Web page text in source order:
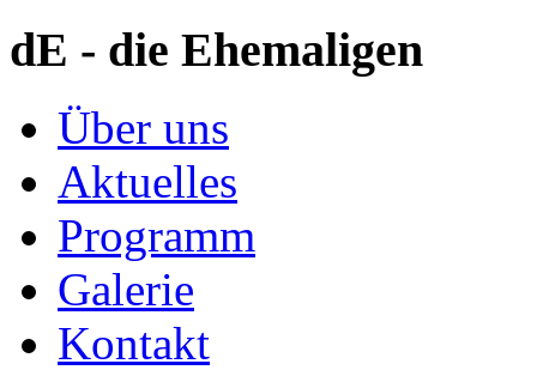
dE - die Ehemaligen
Über uns
Aktuelles
Programm
Galerie
Kontakt